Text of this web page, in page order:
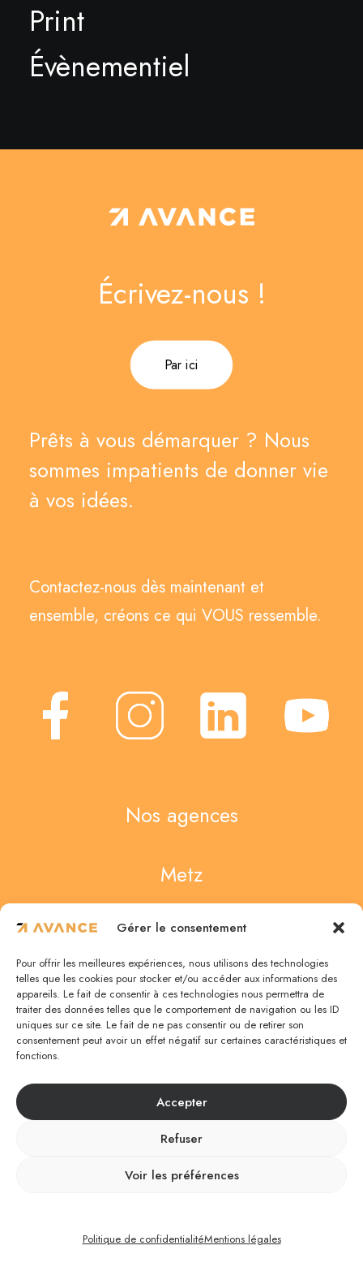
Gérer le consentement
Pour offrir les meilleures expériences, nous utilisons des technologies
telles que les cookies pour stocker et/ou accéder aux informations des
appareils. Le fait de consentir à ces technologies nous permettra de
traiter des données telles que le comportement de navigation ou les ID
uniques sur ce site. Le fait de ne pas consentir ou de retirer son
consentement peut avoir un effet négatif sur certaines caractéristiques et
fonctions.
Accepter
Refuser
Voir les préférences
Politique de confidentialitéMentions légales
Print
Évènementiel
Écrivez-nous !
Par ici
Prêts à vous démarquer ? Nous
sommes impatients de donner vie
à vos idées.
Contactez-nous dès maintenant et
ensemble, créons ce qui VOUS ressemble.
Nos agences
Metz
4 Rue des Noisetiers
03 87 75 67 47
Nancy
54000 Nancy
03 83 35 87 48